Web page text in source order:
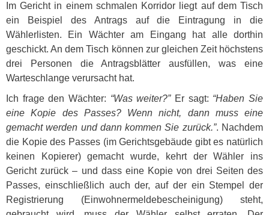
Im Gericht in einem schmalen Korridor liegt auf dem Tisch
ein Beispiel des Antrags auf die Eintragung in die
Wählerlisten. Ein Wächter am Eingang hat alle dorthin
geschickt. An dem Tisch können zur gleichen Zeit höchstens
drei Personen die Antragsblätter ausfüllen, was eine
Warteschlange verursacht hat.
Ich frage den Wächter: “Was weiter?”Er sagt: “Haben Sie
eine Kopie des Passes? Wenn nicht, dann muss eine
gemacht werden und dann kommen Sie zurück.”. Nachdem
die Kopie des Passes (im Gerichtsgebäude gibt es natürlich
keinen Kopierer) gemacht wurde, kehrt der Wähler ins
Gericht zurück – und dass eine Kopie von drei Seiten des
Passes, einschließlich auch der, auf der ein Stempel der
Registrierung (Einwohnermeldebescheinigung) steht,